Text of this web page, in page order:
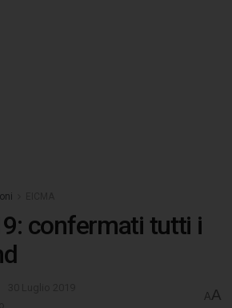
confermati tutti i
AA